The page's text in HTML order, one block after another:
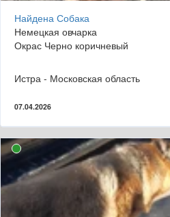
Найдена Собака
Немецкая овчарка
Окрас Черно коричневый
Истра - Московская область
07.04.2026